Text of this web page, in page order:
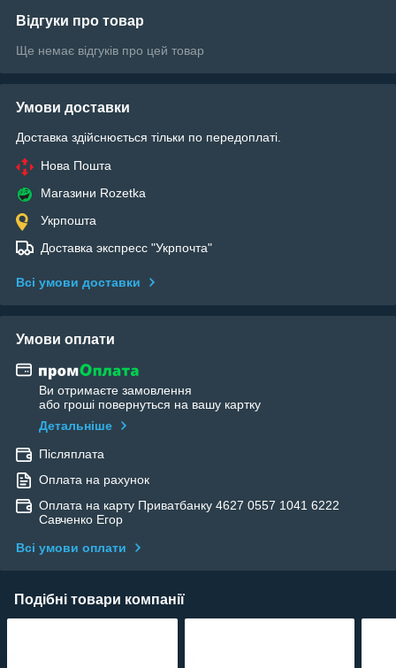
Відгуки про товар
Ще немає відгуків про цей товар
Умови доставки
Доставка здійснюється тільки по передоплаті.
Нова Пошта
Магазини Rozetka
Укрпошта
Доставка экспресс "Укрпочта"
Всі умови доставки
Умови оплати
Ви отримаєте замовлення
або гроші повернуться на вашу картку
Детальніше
Післяплата
Оплата на рахунок
Оплата на карту Приватбанку 4627 0557 1041 6222
Савченко Егор
Всі умови оплати
Подібні товари компанії